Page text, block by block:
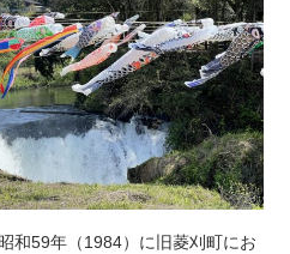
和59年（1984）に旧菱刈町にお